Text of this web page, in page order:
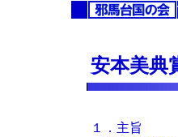
安本美典
１．主旨